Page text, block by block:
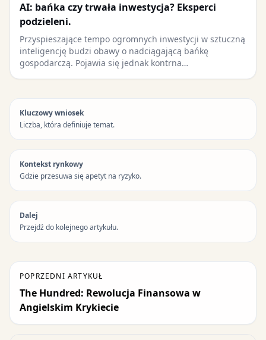
AI: bańka czy trwała inwestycja? Eksperci
podzieleni.
Przyspieszające tempo ogromnych inwestycji w sztuczną
inteligencję budzi obawy o nadciągającą bańkę
gospodarczą. Pojawia się jednak kontrna…
Kluczowy wniosek
Liczba, która definiuje temat.
Kontekst rynkowy
Gdzie przesuwa się apetyt na ryzyko.
Dalej
Przejdź do kolejnego artykułu.
POPRZEDNI ARTYKUŁ
The Hundred: Rewolucja Finansowa w
Angielskim Krykiecie